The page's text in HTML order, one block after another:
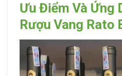
Ưu Điểm Và Ứng
Rượu Vang Rato